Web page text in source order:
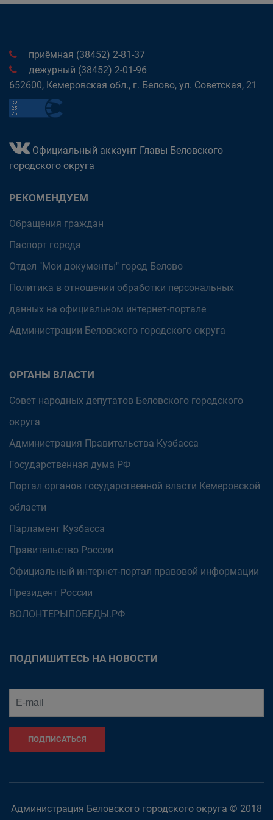
приёмная (38452) 2-81-37
дежурный (38452) 2-01-96
652600, Кемеровская обл., г. Белово, ул. Советская, 21
Официальный аккаунт Главы Беловского
городского округа
РЕКОМЕНДУЕМ
Обращения граждан
Паспорт города
Отдел "Мои документы" город Белово
Политика в отношении обработки персональных
данных на официальном интернет-портале
Администрации Беловского городского округа
ОРГАНЫ ВЛАСТИ
Совет народных депутатов Беловского городского
округа
Администрация Правительства Кузбасса
Государственная дума РФ
Портал органов государственной власти Кемеровской
области
Парламент Кузбасса
Правительство России
Официальный интернет-портал правовой информации
Президент России
ВОЛОНТЕРЫПОБЕДЫ.РФ
ПОДПИШИТЕСЬ НА НОВОСТИ
ПОДПИСАТЬСЯ
Администрация Беловского городского округа © 2018